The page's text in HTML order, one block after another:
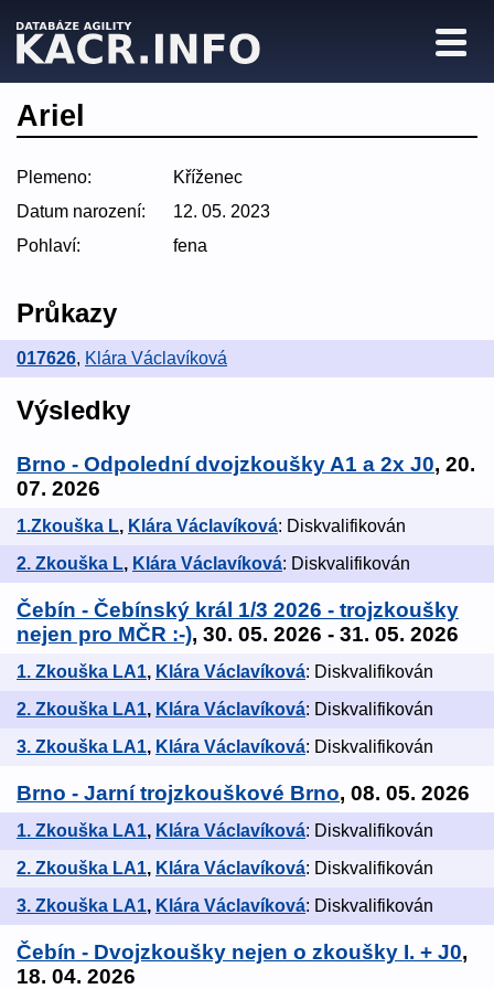
Ariel
Plemeno:
Kříženec
Datum narození:
12. 05. 2023
Pohlaví:
fena
Průkazy
017626, Klára Václavíková
Výsledky
Brno - Odpolední dvojzkoušky A1 a 2x J0, 20.
07. 2026
1.Zkouška L, Klára Václavíková: Diskvalifikován
2. Zkouška L, Klára Václavíková: Diskvalifikován
Čebín - Čebínský král 1/3 2026 - trojzkoušky
nejen pro MČR :-), 30. 05. 2026 - 31. 05. 2026
1. Zkouška LA1, Klára Václavíková: Diskvalifikován
2. Zkouška LA1, Klára Václavíková: Diskvalifikován
3. Zkouška LA1, Klára Václavíková: Diskvalifikován
Brno - Jarní trojzkouškové Brno, 08. 05. 2026
1. Zkouška LA1, Klára Václavíková: Diskvalifikován
2. Zkouška LA1, Klára Václavíková: Diskvalifikován
3. Zkouška LA1, Klára Václavíková: Diskvalifikován
Čebín - Dvojzkoušky nejen o zkoušky I. + J0,
18. 04. 2026